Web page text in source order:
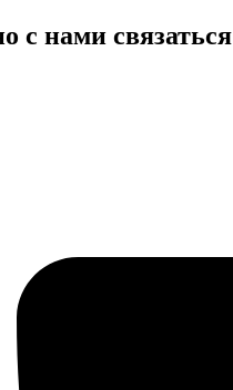
с нами связаться